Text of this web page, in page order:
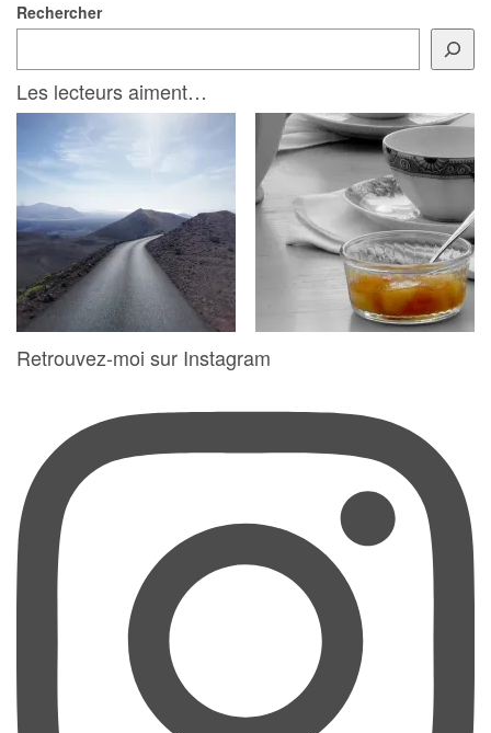
Rechercher
Les lecteurs aiment…
Retrouvez-moi sur Instagram